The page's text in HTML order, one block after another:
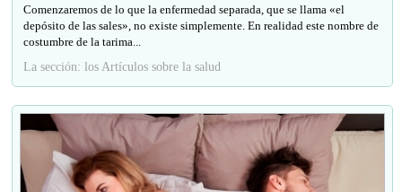
Comenzaremos de lo que la enfermedad separada, que se llama «el
depósito de las sales», no existe simplemente. En realidad este nombre de
costumbre de la tarima...
La sección: los Artículos sobre la salud